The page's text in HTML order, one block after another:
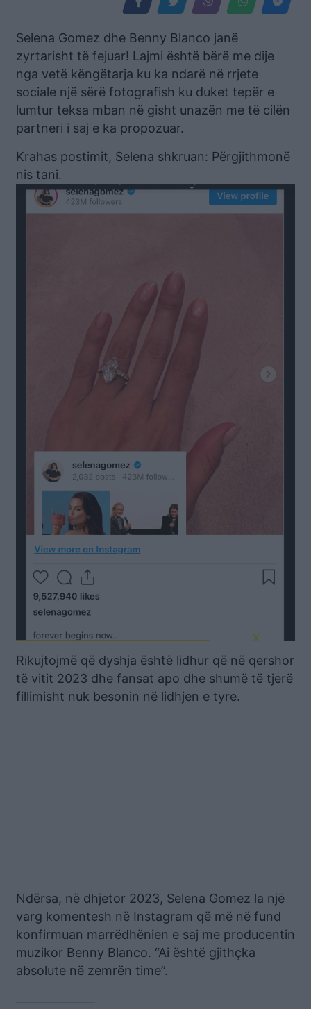
Selena Gomez dhe Benny Blanco janë
zyrtarisht të fejuar! Lajmi është bërë me dije
nga vetë këngëtarja ku ka ndarë në rrjete
sociale një sërë fotografish ku duket tepër e
lumtur teksa mban në gisht unazën me të cilën
partneri i saj e ka propozuar.
Krahas postimit, Selena shkruan: Përgjithmonë
nis tani.
Rikujtojmë që dyshja është lidhur që në qershor
të vitit 2023 dhe fansat apo dhe shumë të tjerë
fillimisht nuk besonin në lidhjen e tyre.
Ndërsa, në dhjetor 2023, Selena Gomez la një
varg komentesh në Instagram që më në fund
konfirmuan marrëdhënien e saj me producentin
muzikor Benny Blanco. “Ai është gjithçka
absolute në zemrën time”.